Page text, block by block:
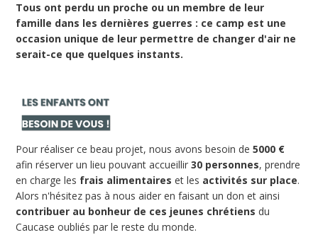
Tous ont perdu un proche ou un membre de leur
famille dans les dernières guerres : ce camp est une
occasion unique de leur permettre de changer d'air ne
serait-ce que quelques instants.
Pour réaliser ce beau projet, nous avons besoin de 5000 €
afin réserver un lieu pouvant accueillir 30 personnes, prendre
en charge les frais alimentaires et les activités sur place.
Alors n'hésitez pas à nous aider en faisant un don et ainsi
contribuer au bonheur de ces jeunes chrétiens du
Caucase oubliés par le reste du monde.